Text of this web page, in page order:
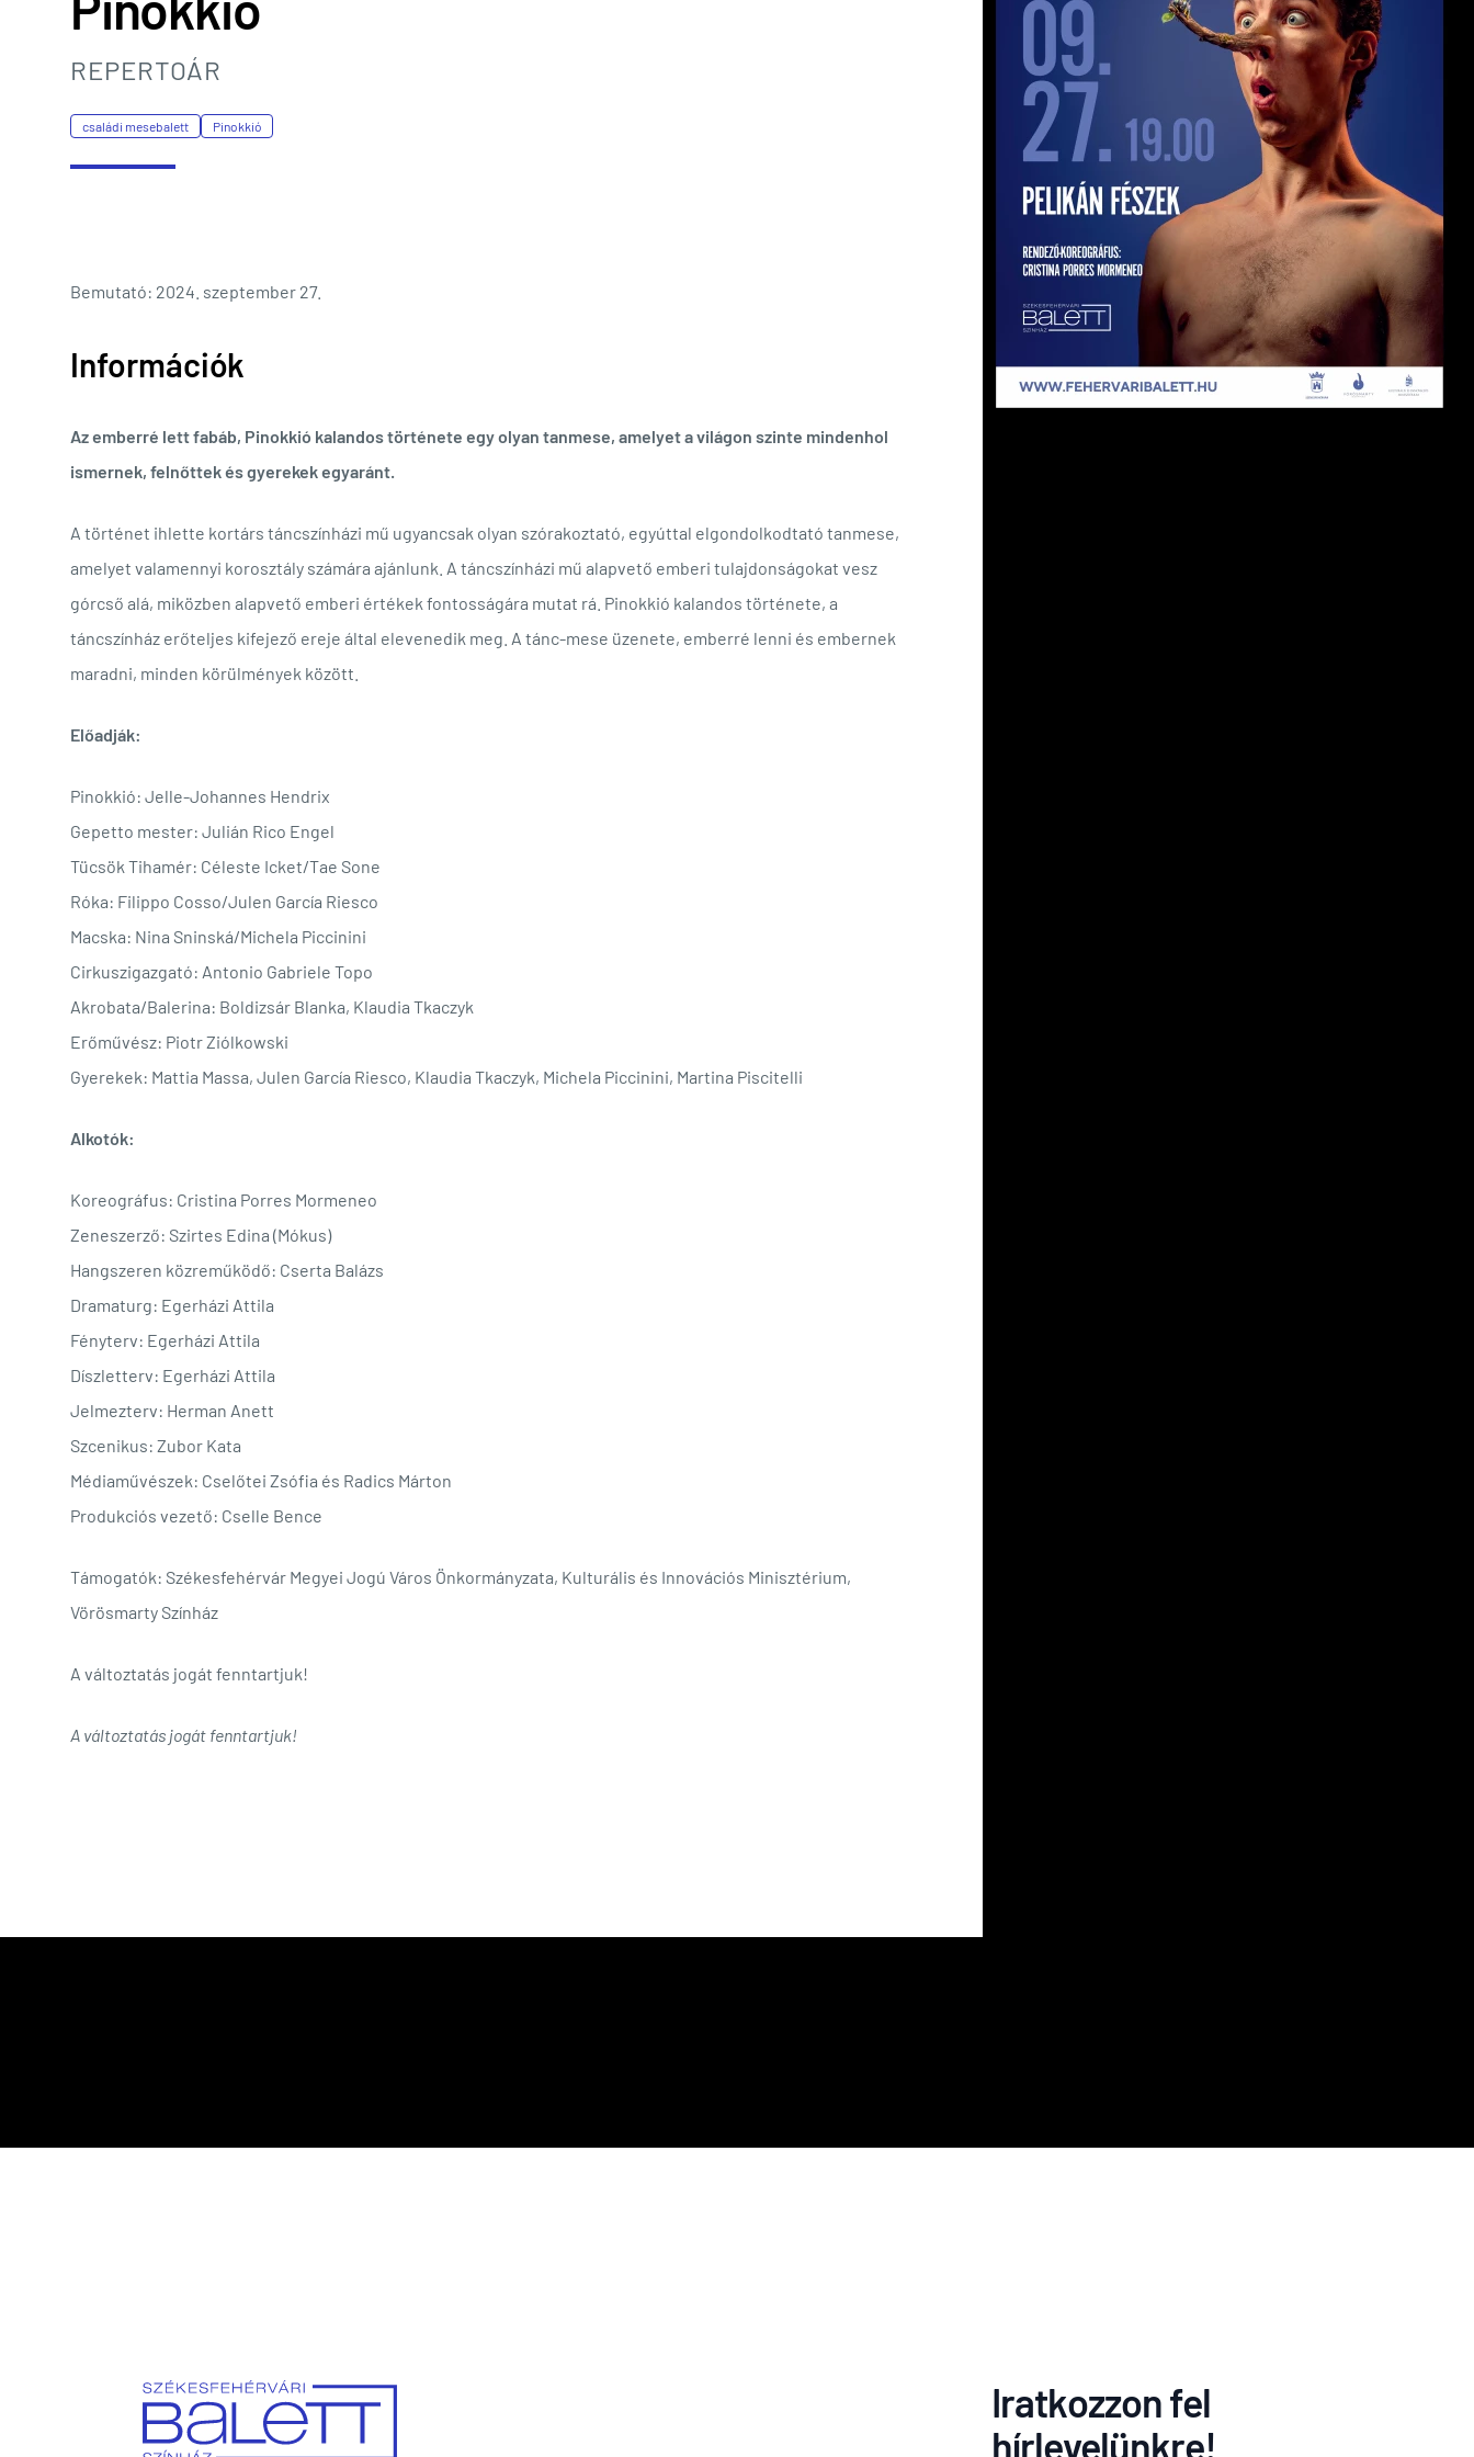
REPERTOÁR
családi mesebalett Pinokkió
Bemutató: 2024. szeptember 27.
Információk
Az emberré lett fabáb, Pinokkió kalandos története egy olyan tanmese, amelyet a világon szinte mindenhol
ismernek, felnőttek és gyerekek egyaránt.
A történet ihlette kortárs táncszínházi mű ugyancsak olyan szórakoztató, egyúttal elgondolkodtató tanmese,
amelyet valamennyi korosztály számára ajánlunk. A táncszínházi mű alapvető emberi tulajdonságokat vesz
górcső alá, miközben alapvető emberi értékek fontosságára mutat rá. Pinokkió kalandos története, a
táncszínház erőteljes kifejező ereje által elevenedik meg. A tánc-mese üzenete, emberré lenni és embernek
maradni, minden körülmények között.
Előadják:
Pinokkió: Jelle-Johannes Hendrix
Gepetto mester: Julián Rico Engel
Tücsök Tihamér: Céleste Icket/Tae Sone
Róka: Filippo Cosso/Julen García Riesco
Macska: Nina Sninská/Michela Piccinini
Cirkuszigazgató: Antonio Gabriele Topo
Akrobata/Balerina: Boldizsár Blanka, Klaudia Tkaczyk
Erőművész: Piotr Ziólkowski
Gyerekek: Mattia Massa, Julen García Riesco, Klaudia Tkaczyk, Michela Piccinini, Martina Piscitelli
Alkotók:
Koreográfus: Cristina Porres Mormeneo
Zeneszerző: Szirtes Edina (Mókus)
Hangszeren közreműködő: Cserta Balázs
Dramaturg: Egerházi Attila
Fényterv: Egerházi Attila
Díszletterv: Egerházi Attila
Jelmezterv: Herman Anett
Szcenikus: Zubor Kata
Médiaművészek: Cselőtei Zsófia és Radics Márton
Produkciós vezető: Cselle Bence
Támogatók: Székesfehérvár Megyei Jogú Város Önkormányzata, Kulturális és Innovációs Minisztérium,
Vörösmarty Színház
A változtatás jogát fenntartjuk!
A változtatás jogát fenntartjuk!
Iratkozzon fel
hírlevelünkre!